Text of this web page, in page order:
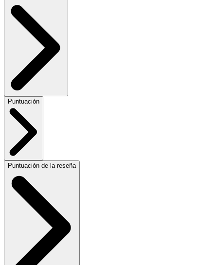
Puntuación
Puntuación de la reseña